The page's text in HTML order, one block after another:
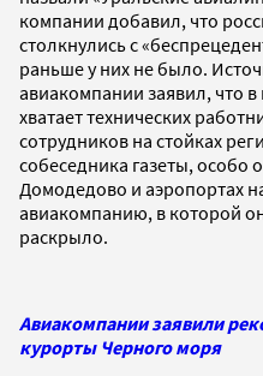
компании добавил, что
столкнулись с
раньше у них не было.
авиакомпании заявил, что
хватает технических
сотрудников на стойках
собеседника газеты, особо
Домодедово и аэропортах
авиакомпанию, в которой
раскрыло.
Авиакомпании заявили
курорты Черного моря